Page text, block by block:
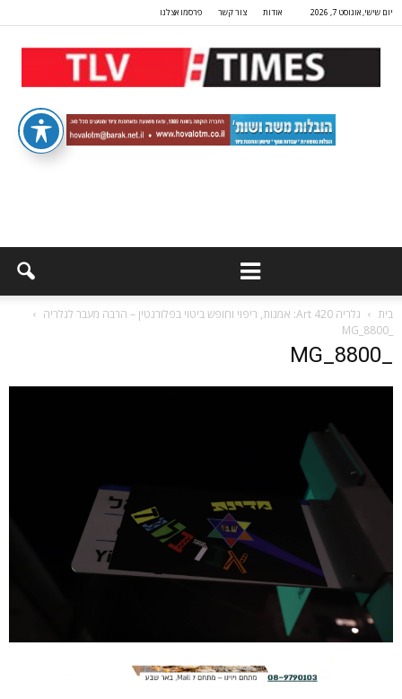
יום שישי, אוגוסט 7, 2026 אודות צור קשר פרסמו אצלנו
בית
גלריה 420 Art: אמנות, ריפוי וחופש ביטוי בפלורנטין – הרבה מעבר לגלריה